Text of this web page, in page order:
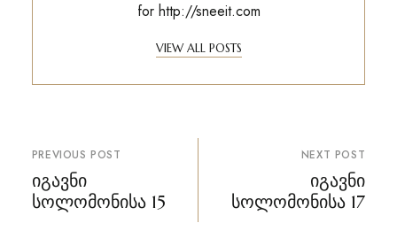
for http://sneeit.com
VIEW ALL POSTS
პოსტის
ნავიგაცია
PREVIOUS POST
იგავნი
სოლომონისა 15
NEXT POST
იგავნი
სოლომონისა 17